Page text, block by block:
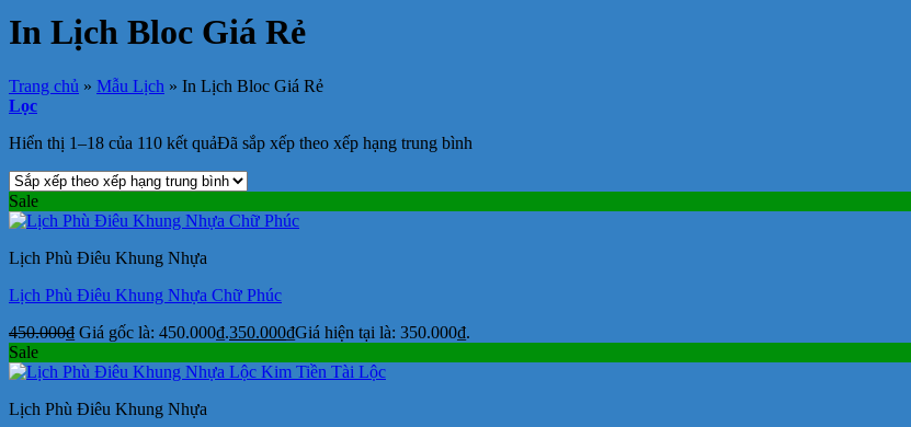
In Lịch Bloc Giá Rẻ
Trang chủ » Mẫu Lịch » In Lịch Bloc Giá Rẻ
Lọc
Hiển thị 1–18 của 110 kết quảĐã sắp xếp theo xếp hạng trung bình
Sale
Lịch Phù Điêu Khung Nhựa
Lịch Phù Điêu Khung Nhựa Chữ Phúc
450.000₫ Giá gốc là: 450.000₫.350.000₫Giá hiện tại là: 350.000₫.
Sale
Lịch Phù Điêu Khung Nhựa